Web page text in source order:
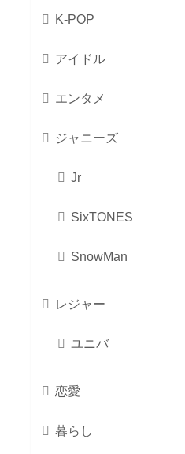
K-POP
アイドル
エンタメ
ジャニーズ
Jr
SixTONES
SnowMan
レジャー
ユニバ
恋愛
暮らし